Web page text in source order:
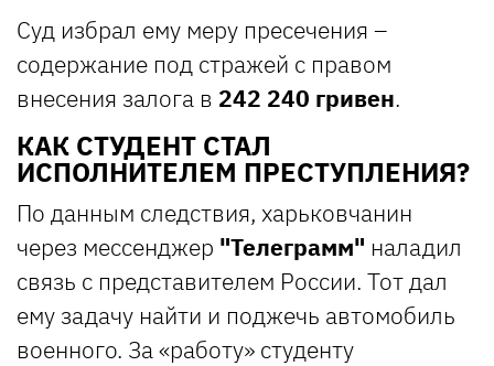
Суд избрал ему меру пресечения –
содержание под стражей с правом
внесения залога в 242 240 гривен.
КАК СТУДЕНТ СТАЛ
ИСПОЛНИТЕЛЕМ ПРЕСТУПЛЕНИЯ?
По данным следствия, харьковчанин
через мессенджер "Телеграмм" наладил
связь с представителем России. Тот дал
ему задачу найти и поджечь автомобиль
военного. За «работу» студенту